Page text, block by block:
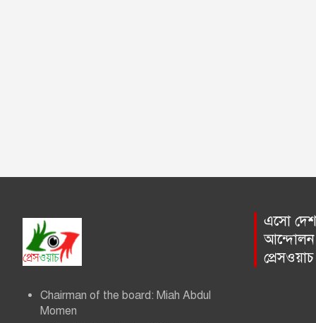
Chairman of the board: Miah Abdul
Momen
এসো দেশ
আন্দোলন